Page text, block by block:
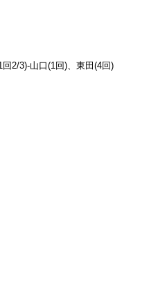
2/3)-山口(1回)、東田(4回)